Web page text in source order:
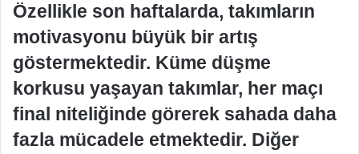
Özellikle son haftalarda, takımların
motivasyonu büyük bir artış
göstermektedir. Küme düşme
korkusu yaşayan takımlar, her maçı
final niteliğinde görerek sahada daha
fazla mücadele etmektedir. Diğer